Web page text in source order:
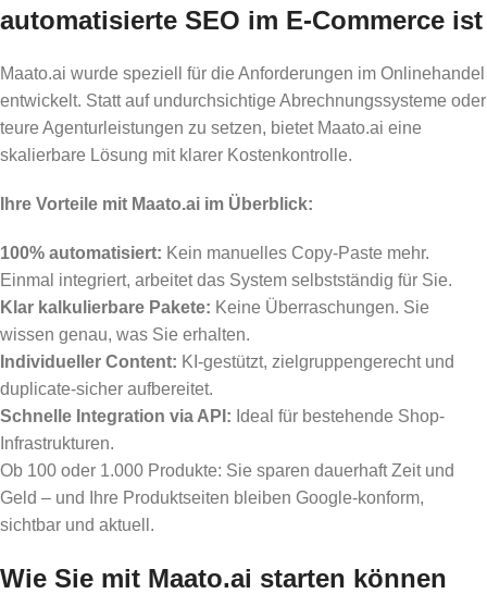
automatisierte SEO im E-Commerce ist
Maato.ai wurde speziell für die Anforderungen im Onlinehandel
entwickelt. Statt auf undurchsichtige Abrechnungssysteme oder
teure Agenturleistungen zu setzen, bietet Maato.ai eine
skalierbare Lösung mit klarer Kostenkontrolle.
Ihre Vorteile mit Maato.ai im Überblick:
100% automatisiert: Kein manuelles Copy-Paste mehr.
Einmal integriert, arbeitet das System selbstständig für Sie.
Klar kalkulierbare Pakete: Keine Überraschungen. Sie
wissen genau, was Sie erhalten.
Individueller Content: KI-gestützt, zielgruppengerecht und
duplicate-sicher aufbereitet.
Schnelle Integration via API: Ideal für bestehende Shop-
Infrastrukturen.
Ob 100 oder 1.000 Produkte: Sie sparen dauerhaft Zeit und
Geld – und Ihre Produktseiten bleiben Google-konform,
sichtbar und aktuell.
Wie Sie mit Maato.ai starten können